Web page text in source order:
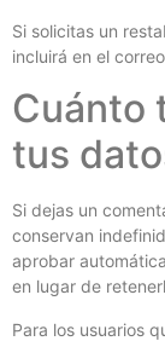
Si solicitas un
incluirá en el
Cuánto
tus
Si dejas un
conservan
aprobar
en lugar de
Para los usuarios